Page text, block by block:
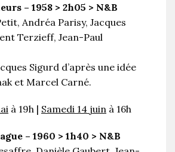
– 1958 > 2h05 > N&B
Andréa Parisy, Jacques
Terzieff, Jean-Paul
Sigurd d’après une idée
et Marcel Carné.
à 19h | Samedi 14 juin à 16h
– 1960 > 1h40 > N&B